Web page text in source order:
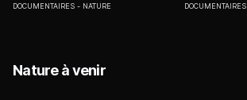
DOCUMENTAIRES NATURE DOCUMENTAIRES
Nature à venir